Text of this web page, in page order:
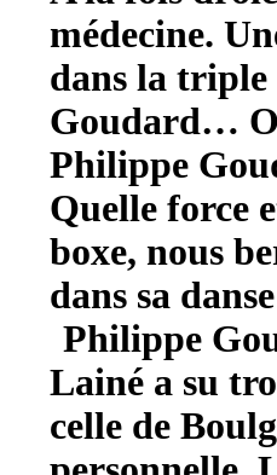
médecine.
dans la triple
Goudard…
Philippe
Quelle force
boxe, nous
dans sa
Philippe
Lainé a su
celle de